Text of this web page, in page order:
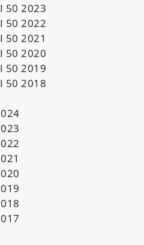
50 2023
50 2022
50 2021
50 2020
50 2019
50 2018